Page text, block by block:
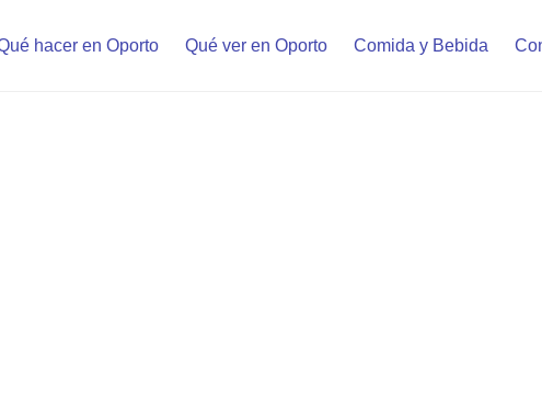
hacer en Oporto Qué ver en Oporto Comida y Bebida